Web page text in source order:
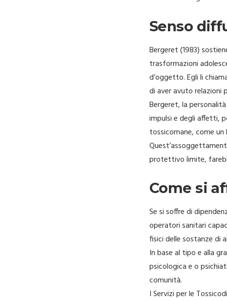
Senso
Bergeret (1983)
trasformazioni
d’oggetto. Egli li
di aver avuto relazioni
Bergeret, la
impulsi e degli affetti,
tossicomane, come
protettivo limite,
Come si
Se si soffre di
operatori sanitari
fisici delle sostanze di
In base al tipo e alla
psicologica e o
comunità.
I Servizi per le